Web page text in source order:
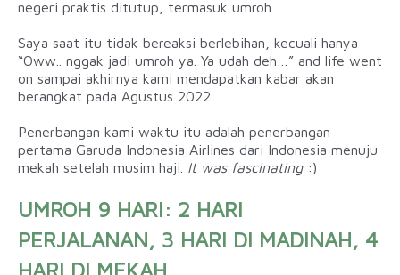
negeri praktis ditutup, termasuk umroh.
Saya saat itu tidak bereaksi berlebihan, kecuali hanya
“Oww.. nggak jadi umroh ya. Ya udah deh…” and life went
on sampai akhirnya kami mendapatkan kabar akan
berangkat pada Agustus 2022.
Penerbangan kami waktu itu adalah penerbangan
pertama Garuda Indonesia Airlines dari Indonesia menuju
mekah setelah musim haji. It was fascinating:)
UMROH 9 HARI: 2 HARI
PERJALANAN, 3 HARI DI MADINAH, 4
HARI DI MEKAH